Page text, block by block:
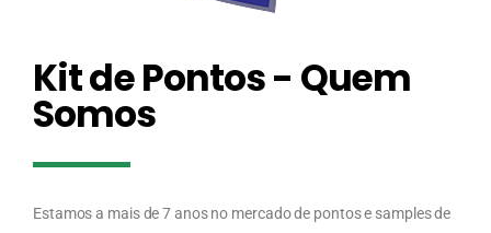
Kit de Pontos - Quem
Somos
Estamos a mais de 7 anos no mercado de pontos e samples de